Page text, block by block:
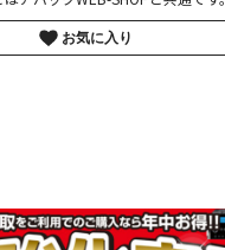
お気に入り